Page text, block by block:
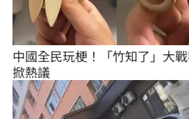
中國全民玩梗！「竹知了」大
掀熱議